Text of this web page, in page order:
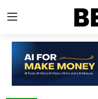
Home
Contact